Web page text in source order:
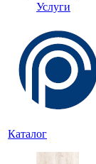
Услуги
Каталог